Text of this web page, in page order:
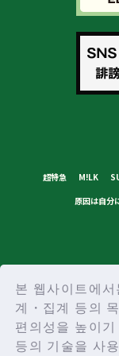
본 웹사이트에
계・집계 등의
편의성을 높이
등의 기술을 사
超特急 M!LK
原因は自分
原因は自分にある。
プライバシーポリシー